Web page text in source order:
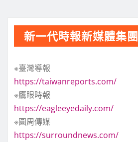
新一代時報新媒體集團
※臺灣導報
https://taiwanreports.com/
※鷹眼時報
https://eagleeyedaily.com/
※圓周傳媒
https://surroundnews.com/